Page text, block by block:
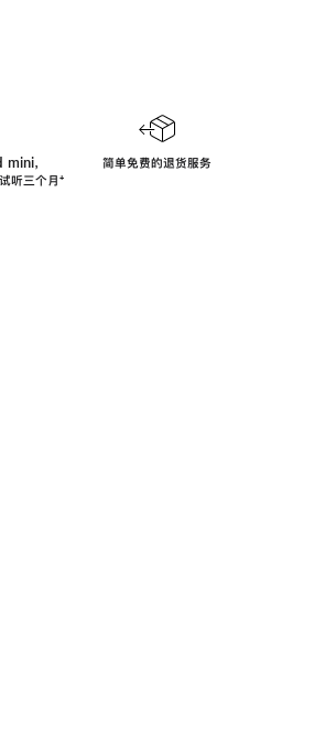
，
听三个月脚
⁺
简单免费的退货服务